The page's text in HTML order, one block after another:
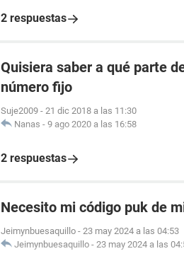
2 respuestas
Quisiera saber a qué parte
número fijo
Suje2009 - 21 dic 2018 a las 11:30
Nanas - 9 ago 2020 a las 16:58
2 respuestas
Necesito mi código puk de
Jeimynbuesaquillo - 23 may 2024 a las 04:53
Jeimynbuesaquillo - 23 may 2024 a las